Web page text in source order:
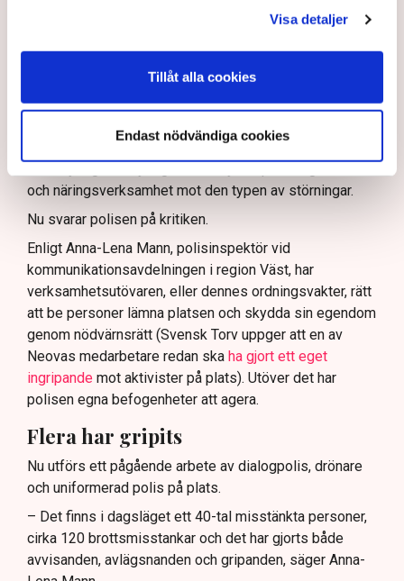
Visa detaljer
Tillåt alla cookies
Endast nödvändiga cookies
skrev Tove Lifvendahl
att polisen ”behöver utveckla sina metoder för att
skydda tillståndsgivna verksamheter” mot sabotage,
och varnade för att det annars råder ”djungelns lag”.
På sociala medier ifrågasätts det om allemansrätten
bör ge utrymme för aktivister att blockera en
tillståndsgiven verksamhet, och om inte polisen borde
och näringsverksamhet mot den typen av störningar.
Nu svarar polisen på kritiken.
Enligt Anna-Lena Mann, polisinspektör vid
kommunikationsavdelningen i region Väst, har
verksamhetsutövaren, eller dennes ordningsvakter, rätt
att be personer lämna platsen och skydda sin egendom
genom nödvärnsrätt (Svensk Torv uppger att en av
Neovas medarbetare redan ska ha gjort ett eget
ingripande mot aktivister på plats). Utöver det har
polisen egna befogenheter att agera.
Flera har gripits
Nu utförs ett pågående arbete av dialogpolis, drönare
och uniformerad polis på plats.
– Det finns i dagsläget ett 40-tal misstänkta personer,
cirka 120 brottsmisstankar och det har gjorts både
avvisanden, avlägsnanden och gripanden, säger Anna-